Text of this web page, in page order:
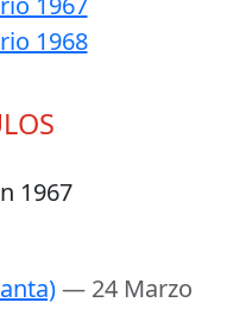
1968
1967
— 24 Marzo